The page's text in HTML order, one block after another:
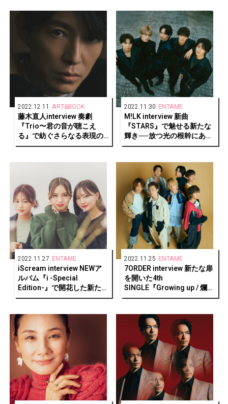
2022.12.11 ART&BOOK
藤木直人interview 奏劇
『Trio〜君の音が聴こえ
る』で紡ぐさらなる表現の
先ーーそして、普遍的な“輝
2022.11.30 ENTAME
M!LK interview 新曲
『STARS』で魅せる新たな
輝き──放つ光の根幹にある
もの
2022.11.27 ENTAME
iScream interview NEWア
ルバム『i -Special
Edition-』で開花した新たな
表現と可能性
2022.11.25 ENTAME
7ORDER interview 新たな扉
を開いた4th
SINGLE『Growing up / 爛
漫』。制作秘話から輝く秘